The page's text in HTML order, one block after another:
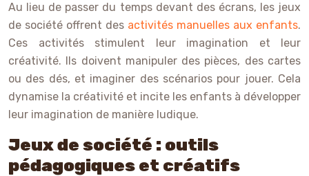
Au lieu de passer du temps devant des écrans, les jeux
de société offrent des activités manuelles aux enfants.
Ces activités stimulent leur imagination et leur
créativité. Ils doivent manipuler des pièces, des cartes
ou des dés, et imaginer des scénarios pour jouer. Cela
dynamise la créativité et incite les enfants à développer
leur imagination de manière ludique.
Jeux de société : outils
pédagogiques et créatifs